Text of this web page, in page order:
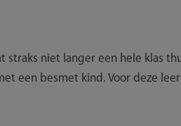
straks niet langer een hele klas
een besmet kind. Voor deze